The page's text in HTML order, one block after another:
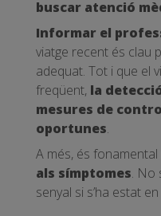
buscar atenció
Informar el
viatge recent és clau
adequat. Tot i que el
freqüent, la
mesures de
oportunes.
A més, és fonamental
als símptomes. No
senyal si s’ha estat